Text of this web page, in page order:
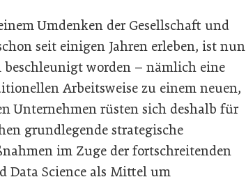
Umdenken der Gesellschaft und
seit einigen Jahren erleben, ist nun
beschleunigt worden – nämlich eine
Arbeitsweise zu einem neuen,
Unternehmen rüsten sich deshalb für
grundlegende strategische
im Zuge der fortschreitenden
Data Science als Mittel um